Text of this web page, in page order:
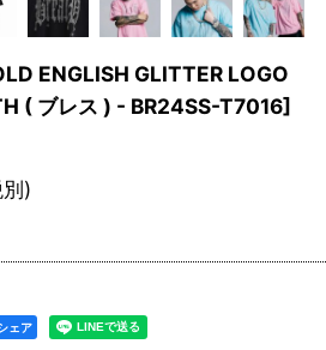
ENGLISH GLITTER LOGO
( ブレス ) - BR24SS-T7016]
)
ェア